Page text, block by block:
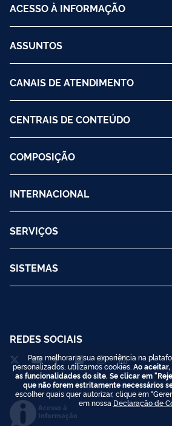
ACESSO À INFORMAÇÃO
ASSUNTOS
CANAIS DE ATENDIMENTO
CENTRAIS DE CONTEÚDO
COMPOSIÇÃO
INTERNACIONAL
SERVIÇOS
SISTEMAS
REDES SOCIAIS
Acesso à
Informação
Para melhorar a sua experiência na
personalizados, utilizamos cookies. Ao
as funcionalidades do site. Se clicar em
que não forem estritamente necessários
escolher quais quer autorizar, clique em
em nossa Declaração de